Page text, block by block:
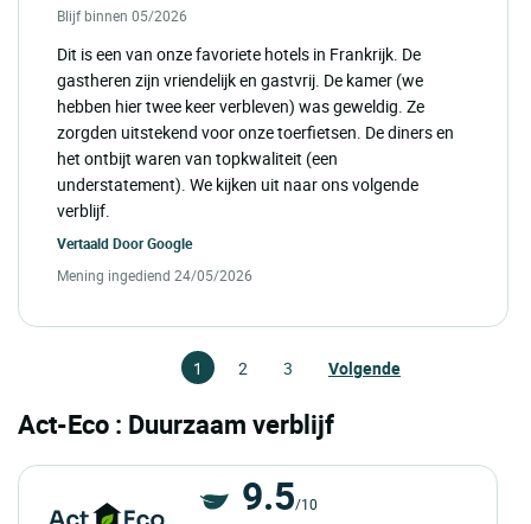
Blijf binnen 05/2026
Dit is een van onze favoriete hotels in Frankrijk. De
gastheren zijn vriendelijk en gastvrij. De kamer (we
hebben hier twee keer verbleven) was geweldig. Ze
zorgden uitstekend voor onze toerfietsen. De diners en
het ontbijt waren van topkwaliteit (een
understatement). We kijken uit naar ons volgende
verblijf.
Vertaald DoorGoogle
Mening ingediend 24/05/2026
1 2 3 Volgende
Act-Eco : Duurzaam verblijf
9.5/10